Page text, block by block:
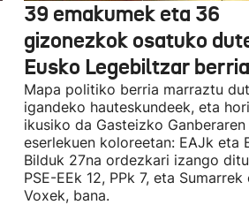
39 emakumek eta 36
gizonezkok osatuko
Eusko Legebiltzar berria
Mapa politiko berria marraztu
igandeko hauteskundeek, eta
ikusiko da Gasteizko Ganberaren
eserlekuen koloreetan: EAJk eta
Bilduk 27na ordezkari izango
PSE-EEk 12, PPk 7, eta Sumarrek
Voxek, bana.